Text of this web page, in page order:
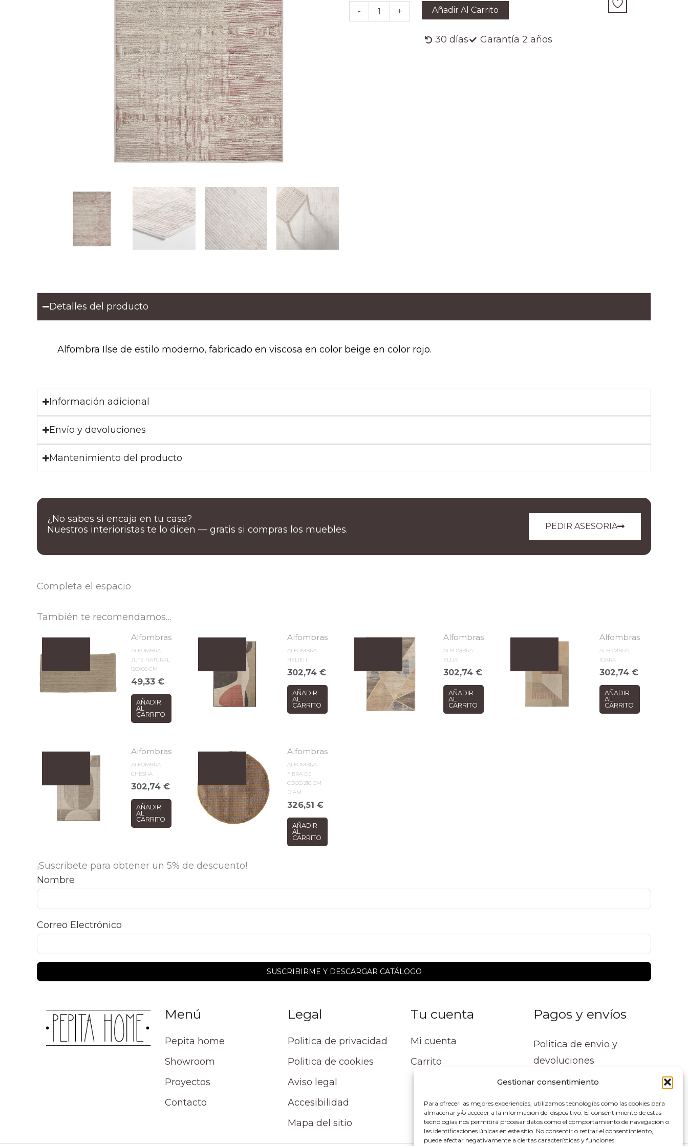
Gestionar consentimiento
Para ofrecer las mejores experiencias, utilizamos tecnologías como las cookies para
almacenar y/o acceder a la información del dispositivo. El consentimiento de estas
tecnologías nos permitirá procesar datos como el comportamiento de navegación o
las identificaciones únicas en este sitio. No consentir o retirar el consentimiento,
puede afectar negativamente a ciertas características y funciones.
- + Añadir Al Carrito
30 días Garantía 2 años
Detalles del producto
Alfombra Ilse de estilo moderno, fabricado en viscosa en color beige en color rojo.
Información adicional
Envío y devoluciones
Mantenimiento del producto
PEDIR ASESORIA
¿No sabes si encaja en tu casa?
Nuestros interioristas te lo dicen — gratis si compras los muebles.
Completa el espacio
También te recomendamos…
Alfombras
ALFOMBRA
JUTE NATURAL
120X60 CM
49,33€
AÑADIR
AL
CARRITO
Alfombras
ALFOMBRA
HELIEN
302,74€
AÑADIR
AL
CARRITO
Alfombras
ALFOMBRA
ELDA
302,74€
AÑADIR
AL
CARRITO
Alfombras
ALFOMBRA
IDARA
302,74€
AÑADIR
AL
CARRITO
Alfombras
ALFOMBRA
CHESNA
302,74€
AÑADIR
AL
CARRITO
Alfombras
ALFOMBRA
FIBRA DE
COCO 210 CM
DIAM.
326,51€
AÑADIR
AL
CARRITO
¡Suscribete para obtener un 5% de descuento!
Nombre
Correo Electrónico
Menú
Pepita home
Showroom
Proyectos
Contacto
Legal
Politica de privacidad
Politica de cookies
Aviso legal
Accesibilidad
Mapa del sitio
Tu cuenta
Mi cuenta
Carrito
Pagos y envíos
Politica de envio y
devoluciones